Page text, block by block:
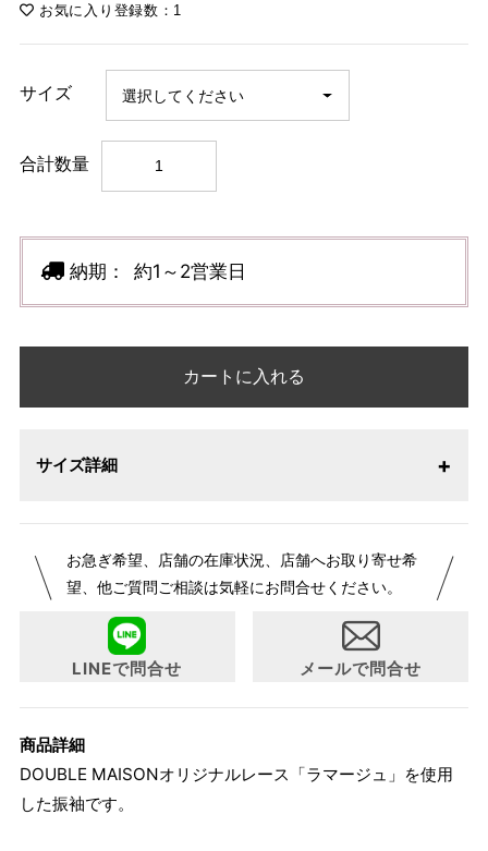
お気に入り登録数：1
サイズ
合計数量
納期： 約1～2営業日
カートに入れる
サイズ詳細
153～160cm ～95cm
4尺2寸
163cm
1 寸法は鯨尺（くじらじゃく）寸法です。もともと鯨のひげ
お急ぎ希望、店舗の在庫状況、店舗へお取り寄せ希
望、他ご質問ご相談は気軽にお問合せください。
LINEで問合せ メールで問合せ
商品詳細
DOUBLE MAISONオリジナルレース「ラマージュ」を使用
した振袖です。